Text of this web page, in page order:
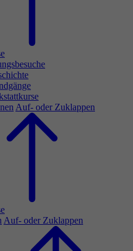
Auf- oder Zuklappen
Auf- oder Zuklappen